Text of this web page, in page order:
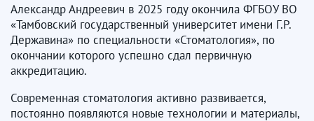
Александр Андреевич в 2025 году окончила ФГБОУ ВО
«Тамбовский государственный университет имени Г.Р.
Державина» по специальности «Стоматология», по
окончании которого успешно сдал первичную
аккредитацию.
Современная стоматология активно развивается,
постоянно появляются новые технологии и материалы,